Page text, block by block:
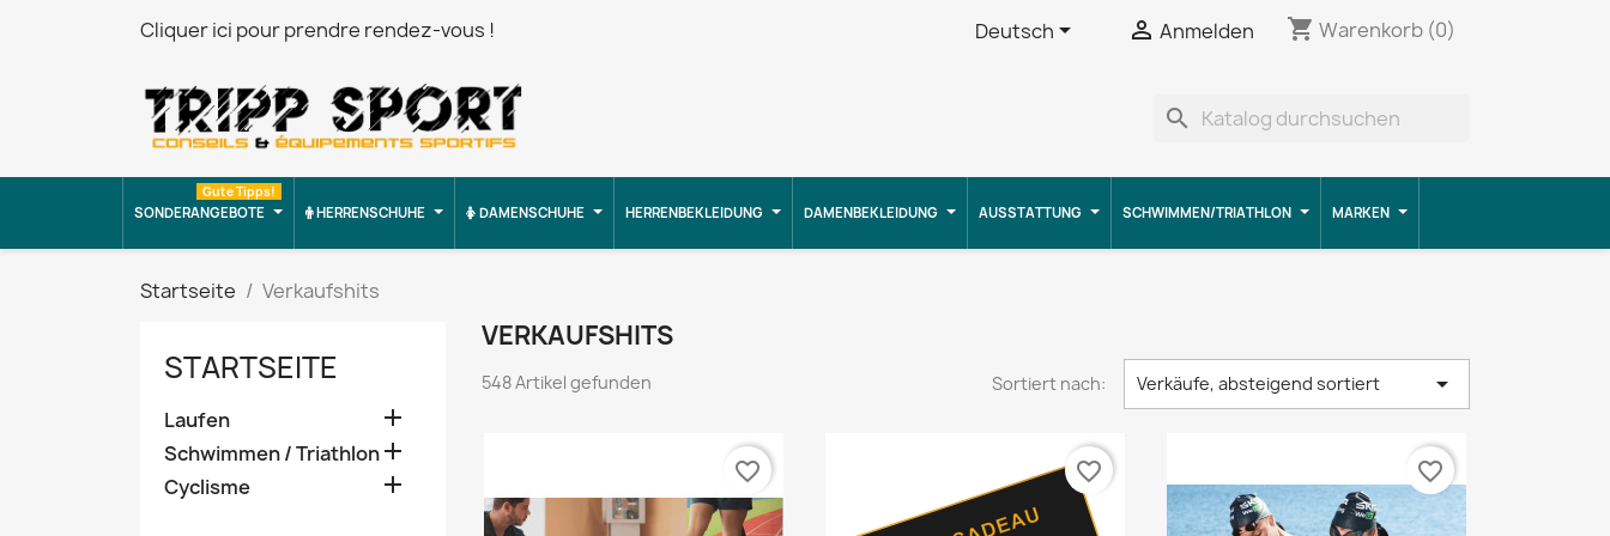
Cliquer ici pour prendre rendez-vous ! Deutsch  Anmelden shopping_cart Warenkorb (0)
search
SONDERANGEBOTE
Gute Tipps!
HERRENSCHUHE DAMENSCHUHE HERRENBEKLEIDUNG DAMENBEKLEIDUNG AUSSTATTUNG SCHWIMMEN/TRIATHLON MARKEN
Startseite Verkaufshits
STARTSEITE
Laufen 
Schwimmen / Triathlon
Cyclisme 
VERKAUFSHITS
548 Artikel gefunden Sortiert nach: Verkäufe, absteigend sortiert 
favorite_border favorite_border favorite_border